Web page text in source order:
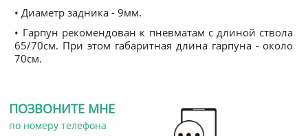
• Диаметр задника - 9мм.
• Гарпун рекомендован к пневматам с длиной ствола
65/70см. При этом габаритная длина гарпуна - около
70см.
ПОЗВОНИТЕ МНЕ
по номеру телефона